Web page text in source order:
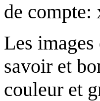
de
Les
savoir et
couleur et